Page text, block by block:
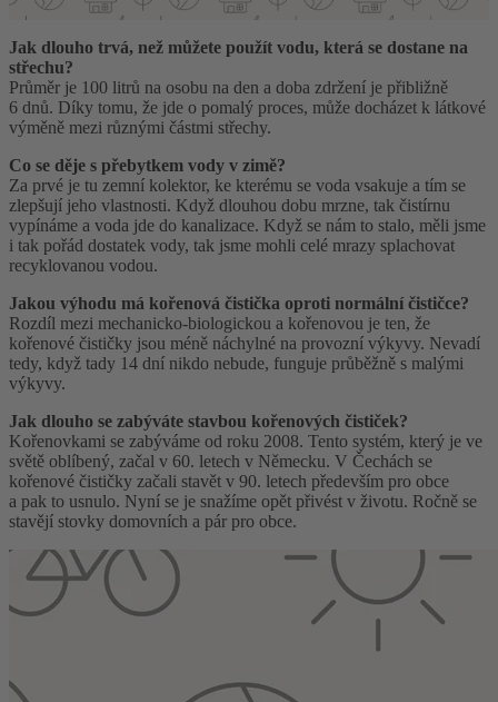
Jak dlouho trvá, než můžete použít vodu, která se dostane na
střechu?
Průměr je 100 litrů na osobu na den a doba zdržení je přibližně
6 dnů. Díky tomu, že jde o pomalý proces, může docházet k látkové
výměně mezi různými částmi střechy.
Co se děje s přebytkem vody v zimě?
Za prvé je tu zemní kolektor, ke kterému se voda vsakuje a tím se
zlepšují jeho vlastnosti. Když dlouhou dobu mrzne, tak čistírnu
vypínáme a voda jde do kanalizace. Když se nám to stalo, měli jsme
i tak pořád dostatek vody, tak jsme mohli celé mrazy splachovat
recyklovanou vodou.
Jakou výhodu má kořenová čistička oproti normální čističce?
Rozdíl mezi mechanicko-biologickou a kořenovou je ten, že
kořenové čističky jsou méně náchylné na provozní výkyvy. Nevadí
tedy, když tady 14 dní nikdo nebude, funguje průběžně s malými
výkyvy.
Jak dlouho se zabýváte stavbou kořenových čističek?
Kořenovkami se zabýváme od roku 2008. Tento systém, který je ve
světě oblíbený, začal v 60. letech v Německu. V Čechách se
kořenové čističky začali stavět v 90. letech především pro obce
a pak to usnulo. Nyní se je snažíme opět přivést v životu. Ročně se
stavějí stovky domovních a pár pro obce.